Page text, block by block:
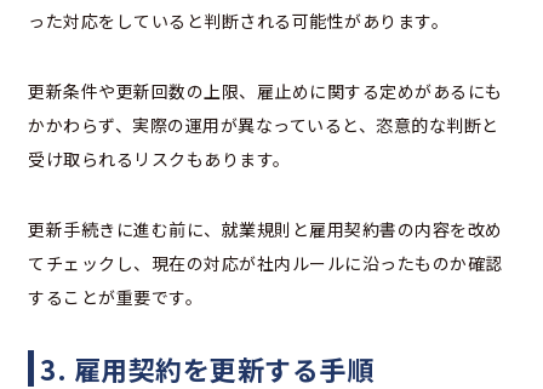
った対応をしていると判断される可能性があります。
更新条件や更新回数の上限、雇止めに関する定めがあるにも
かかわらず、実際の運用が異なっていると、恣意的な判断と
受け取られるリスクもあります。
更新手続きに進む前に、就業規則と雇用契約書の内容を改め
てチェックし、現在の対応が社内ルールに沿ったものか確認
することが重要です。
3. 雇用契約を更新する手順